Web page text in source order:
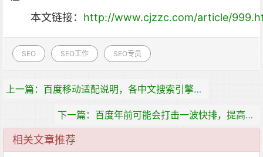
本文链接： http://www.cjzzc.com/article/
SEO SEO工作 SEO专员
上一篇：百度移动适配说明，各中文搜索引擎移动适配解析
下一篇：百度年前可能会打击一波快排，提高网站流量思路分享
相关文章推荐